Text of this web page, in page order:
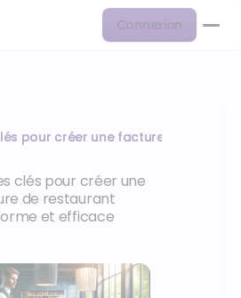
Connexion
pour créer une facture de
clés pour créer une
de restaurant
et efficace